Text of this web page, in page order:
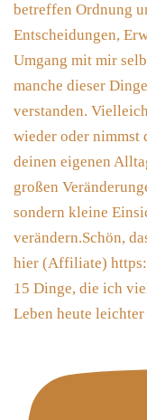
15 Dinge, die ich
Leben heute leichter